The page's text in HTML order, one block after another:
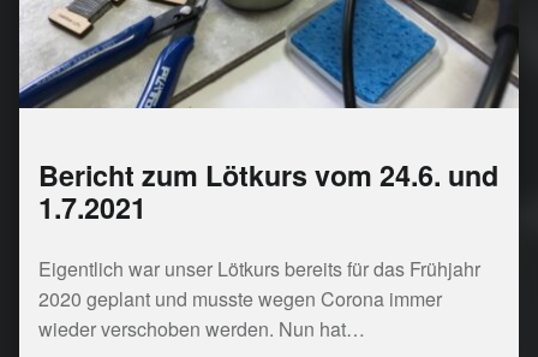
Bericht zum Lötkurs vom 24.6. und
1.7.2021
Eigentlich war unser Lötkurs bereits für das Frühjahr
2020 geplant und musste wegen Corona immer
wieder verschoben werden. Nun hat…